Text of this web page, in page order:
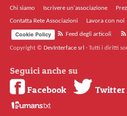
Chi siamo Iscrivere un'associazione
Contatta Rete Associazioni
Lavora con noi
Cookie Policy
Feed degli articoli
Copyright © DevInterface srl · Tutti i diritti
Seguici anche su
Facebook
Twitter